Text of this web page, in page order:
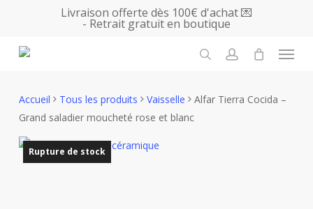
main
Livraison offerte dès 100€ d'achat 💌
- Retrait gratuit en boutique
Menu
Accueil Tous les produits Vaisselle
Alfar Tierra Cocida –
Grand saladier moucheté rose et blanc
Rupture de stock